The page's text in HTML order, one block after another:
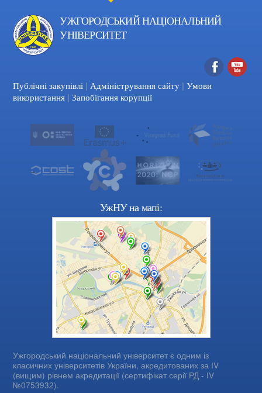
УЖГОРОДСЬКИЙ НАЦІОНАЛЬНИЙ
УНІВЕРСИТЕТ
Facebook
Публічні закупівлі | Адміністрування сайту | Умови
використання | Запобігання корупції
УжНУ на мапі:
Ужгородський національний університет є одним із
класичних університетів України, акредитованих за IV
(вищим) рівнем акредитації (сертифікат серії РД - IV
№0753932).